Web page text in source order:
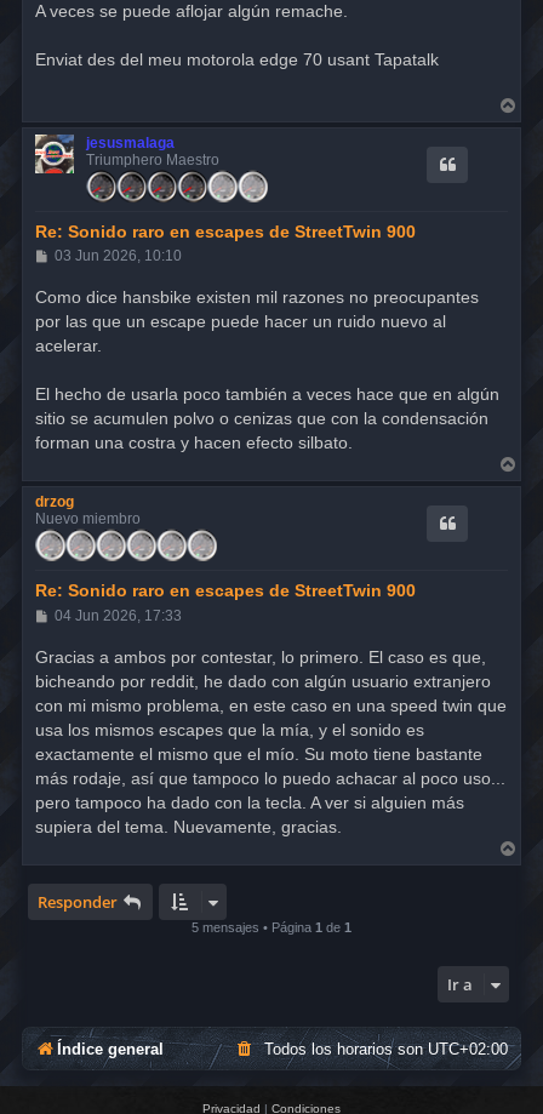
A veces se puede aflojar algún remache.
Enviat des del meu motorola edge 70 usant Tapatalk
r
jesusmalaga
Triumphero Maestro
Re: Sonido raro en escapes de StreetTwin 900
M
s
a
j
e
03 Jun 2026, 10:10
Como dice hansbike existen mil razones no preocupantes
por las que un escape puede hacer un ruido nuevo al
acelerar.
El hecho de usarla poco también a veces hace que en algún
sitio se acumulen polvo o cenizas que con la condensación
forman una costra y hacen efecto silbato.
r
drzog
Nuevo miembro
Re: Sonido raro en escapes de StreetTwin 900
M
s
a
e
04 Jun 2026, 17:33
Gracias a ambos por contestar, lo primero. El caso es que,
bicheando por reddit, he dado con algún usuario extranjero
con mi mismo problema, en este caso en una speed twin que
usa los mismos escapes que la mía, y el sonido es
exactamente el mismo que el mío. Su moto tiene bastante
más rodaje, así que tampoco lo puedo achacar al poco uso...
pero tampoco ha dado con la tecla. A ver si alguien más
supiera del tema. Nuevamente, gracias.
r
Responder
5 mensajes • Página 1 de 1
Ir a
Índice general Todos los horarios sonUTC+02:00
Privacidad | Condiciones